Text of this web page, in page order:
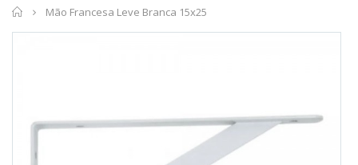
Início
Mão Francesa Leve Branca 15x25